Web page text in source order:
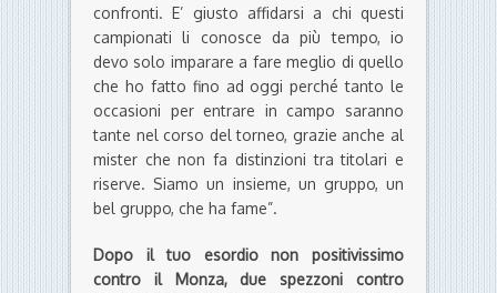
confronti. E’ giusto affidarsi a chi questi
campionati li conosce da più tempo, io
devo solo imparare a fare meglio di quello
che ho fatto fino ad oggi perché tanto le
occasioni per entrare in campo saranno
tante nel corso del torneo, grazie anche al
mister che non fa distinzioni tra titolari e
riserve. Siamo un insieme, un gruppo, un
bel gruppo, che ha fame”.
Dopo il tuo esordio non positivissimo
contro il Monza, due spezzoni contro